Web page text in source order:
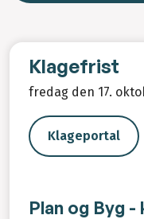
Klagefrist
fredag den 17.
Klageportal
Plan og Byg